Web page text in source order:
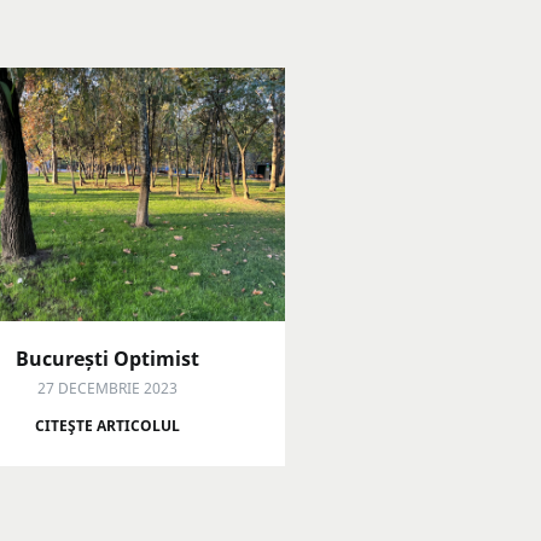
București Optimist
27 DECEMBRIE 2023
CITEŞTE ARTICOLUL